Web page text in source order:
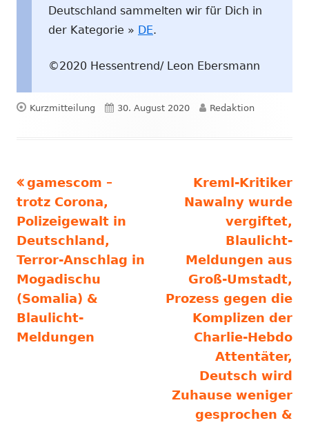
Deutschland sammelten wir für Dich in
der Kategorie » DE.
©2020 Hessentrend/ Leon Ebersmann
Format
Kurzmitteilung Veröffentlicht
30. August 2020 Autor
Redaktion
Beitragsnavigation
Vorheriger
Beitrag:
gamescom –
trotz Corona,
Polizeigewalt in
Deutschland,
Terror-Anschlag in
Mogadischu
(Somalia) &
Blaulicht-
Meldungen
Nächster
Beitrag
Kreml-Kritiker
Nawalny wurde
vergiftet,
Blaulicht-
Meldungen aus
Groß-Umstadt,
Prozess gegen die
Komplizen der
Charlie-Hebdo
Attentäter,
Deutsch wird
Zuhause weniger
gesprochen &